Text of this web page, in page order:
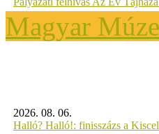
Magyar
2026. 08. 06.
Halló? Halló!: finisszázs a